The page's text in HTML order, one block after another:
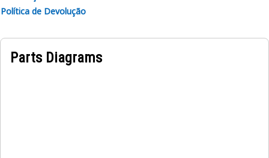
Política de Devolução
Parts Diagrams